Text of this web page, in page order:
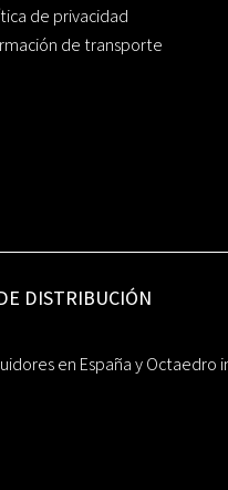
de privacidad
de transporte
DISTRIBUCIÓN
en España y Octaedro